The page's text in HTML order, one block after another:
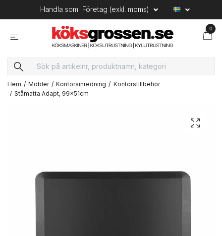
Handla som Företag (exkl. moms)
0
Hem Möbler Kontorsinredning
Kontorstillbehör
Ståmatta Adapt, 99x51cm